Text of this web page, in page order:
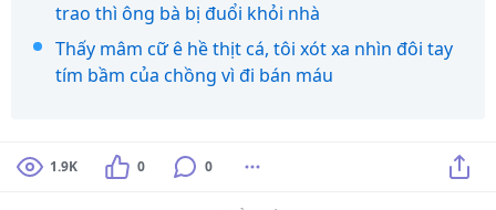
trao thì ông bà bị đuổi khỏi nhà
Thấy mâm cữ ê hề thịt cá, tôi xót xa nhìn đôi tay
tím bầm của chồng vì đi bán máu
1.9K 0 0